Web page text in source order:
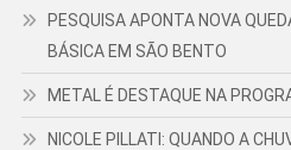
PESQUISA APONTA NOVA
BÁSICA EM SÃO BENTO
METAL É DESTAQUE NA
NICOLE PILLATI: QUANDO A